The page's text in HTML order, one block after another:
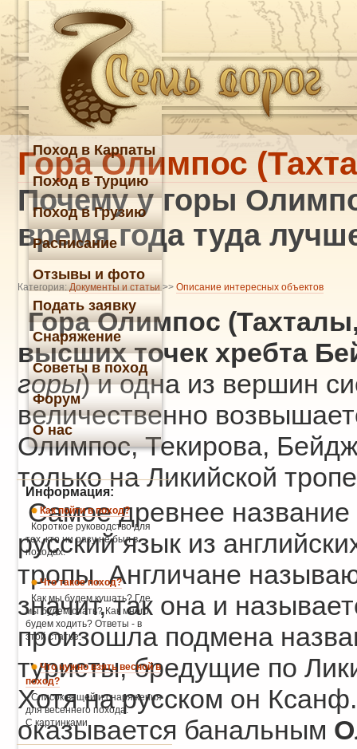
Гора Олимпос
Почему у горы
время года туда
Категория: Документы и статьи >> Описание интересных объектов
Гора Олимпос
высших точек хребта
горы) и одна из вершин
величественно
Олимпос, Текирова,
только на Ликийской
Самое древнее
русский язык из
тропы. Англичане
значит, так она и
произошла подмена
туристы, бредущие по
Хотя на русском он
оказывается банальным
Поход в Карпаты
Поход в Турцию
Поход в Грузию
Расписание
Отзывы и фото
Подать заявку
Снаряжение
Советы в поход
Форум
О нас
Информация:
Как пойти в поход?
Короткое руководство для
тех, кто ни разу не был в
походах.
Что такое поход?
Как мы будем кушать? Где
мы будем спать? Как много
будем ходить? Ответы - в
этой статье.
Что нужно взять весной в
поход?
Список вещей и снаряжения
для весеннего похода.
С картинками.